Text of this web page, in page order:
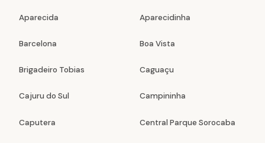
Aparecida Aparecidinha
Barcelona Boa Vista
Brigadeiro Tobias Caguaçu
Cajuru do Sul Campininha
Caputera Central Parque Sorocaba